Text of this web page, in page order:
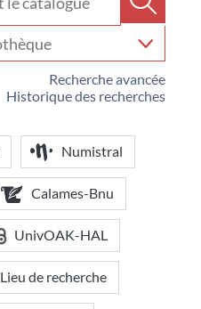
Recherche avancée
Historique des recherches
Numistral
Calames-Bnu
UnivOAK-HAL
Lieu de recherche